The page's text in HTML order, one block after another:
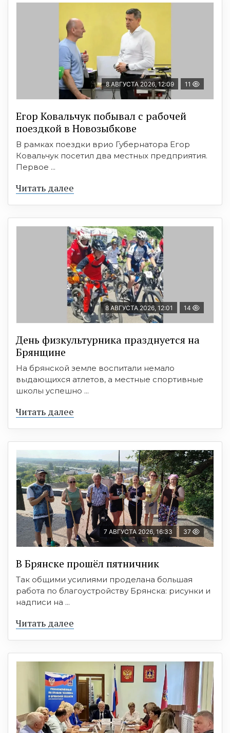
8 АВГУСТА 2026, 12:09 11
Егор Ковальчук побывал с рабочей
поездкой в Новозыбкове
В рамках поездки врио Губернатора Егор
Ковальчук посетил два местных предприятия.
Первое ...
Читать далее
8 АВГУСТА 2026, 12:01 14
День физкультурника празднуется на
Брянщине
На брянской земле воспитали немало
выдающихся атлетов, а местные спортивные
школы успешно ...
Читать далее
7 АВГУСТА 2026, 16:33 37
В Брянске прошёл пятничник
Так общими усилиями проделана большая
работа по благоустройству Брянска: рисунки и
надписи на ...
Читать далее